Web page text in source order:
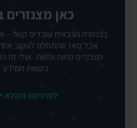
כאן מצנזרים
בצנזורה הצבאית עובדים קשה –
אבל מאז שהתחלנו לעקוב
מצנזרים פחות ופחות. אולי זה
בקשות המידע
לפרויקט המלא